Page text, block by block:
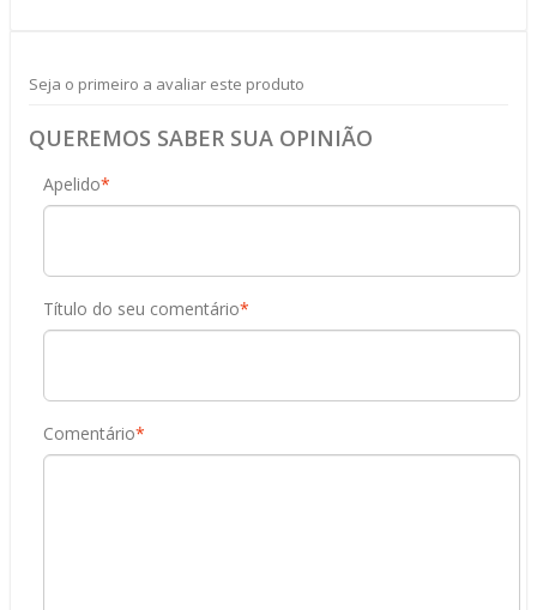
Seja o primeiro a avaliar este produto
QUEREMOS SABER SUA OPINIÃO
*
Apelido
*
Título do seu comentário
*
Comentário